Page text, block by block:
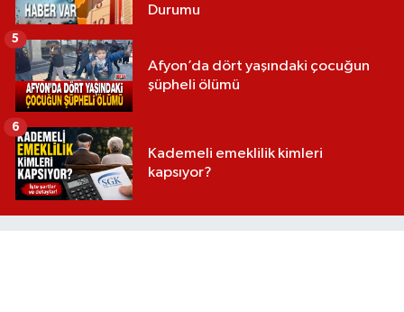
Durumu
Afyon’da dört yaşındaki çocuğun
şüpheli ölümü
5
Kademeli emeklilik kimleri
kapsıyor?
6